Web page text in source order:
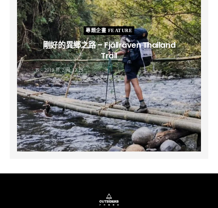
專題企畫 FEATURE
剛好的異鄉之路 – Fjällräven Thailand
Trail
B 2019 年 2 月 12 日